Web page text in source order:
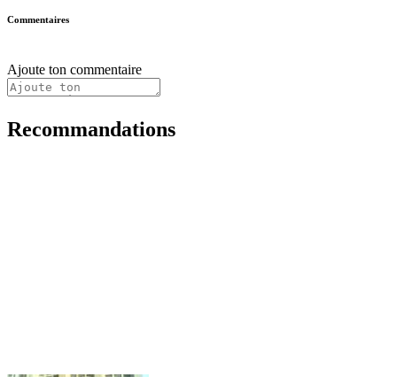
Commentaires
Ajoute ton commentaire
Recommandations